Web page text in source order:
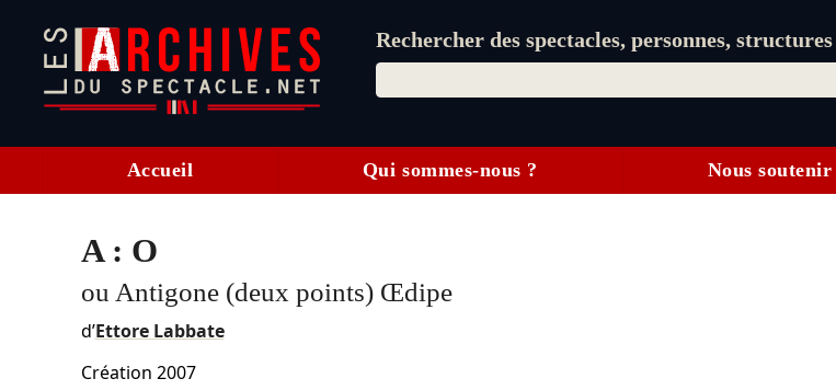
Rechercher des spectacles, personnes, structures
Accueil Qui sommes-nous ? Nous soutenir
A : O
ou Antigone (deux points) Œdipe
d’Ettore Labbate
Création 2007